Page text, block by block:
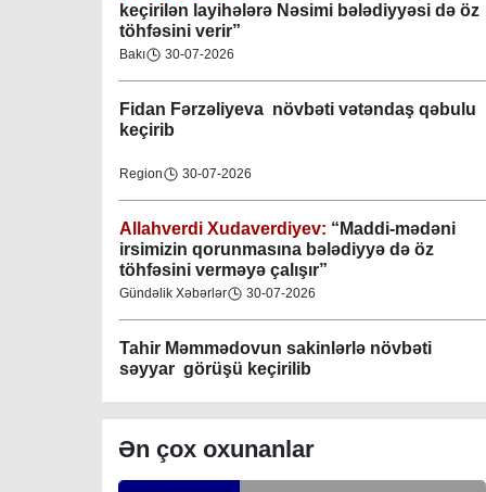
keçirilən layihələrə Nəsimi bələdiyyəsi də öz
töhfəsini verir”
Bakı 30-07-2026
Fidan Fərzəliyeva növbəti vətəndaş qəbulu
keçirib
Region 30-07-2026
Allahverdi Xudaverdiyev: “Maddi-mədəni
irsimizin qorunmasına bələdiyyə də öz
töhfəsini verməyə çalışır”
Gündəlik Xəbərlər 30-07-2026
Tahir Məmmədovun sakinlərlə növbəti
səyyar görüşü keçirilib
Elşad Vəliyev:
təmin olunması və fövqəladə hallara operativ
Ən çox oxunanlar
Gəncə şəhəri Nizami bələdiyyəsi
08-04-2023
M.Ə.Rəsuzladə bələdiyyəsi
07-04-2023
Xətai bələdiyyəsi
07-04-2023
Mingəçevir bələdiyyəsi
06-04-2023
Nəsimi bələdiyyəsi
06-04-2023
Nərimanov bələdiyyəsi
06-04-2023